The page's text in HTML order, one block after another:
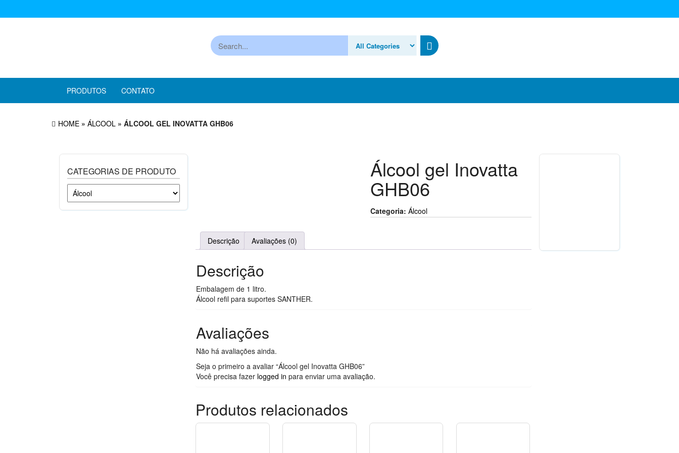
PRODUTOS CONTATO
HOME » ÁLCOOL » ÁLCOOL GEL INOVATTA GHB06
CATEGORIAS DE PRODUTO Álcool gel Inovatta
GHB06
Categoria: Álcool
Descrição Avaliações (0)
Descrição
Embalagem de 1 litro.
Álcool refil para suportes SANTHER.
Avaliações
Não há avaliações ainda.
Seja o primeiro a avaliar “Álcool gel Inovatta GHB06”
Você precisa fazer logged in para enviar uma avaliação.
Produtos relacionados